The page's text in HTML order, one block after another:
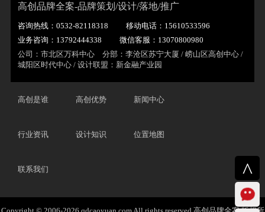
高创品牌全案-品牌策划/设计/落地/推广
咨询热线：0532-82118318
移动电话：15610533596
业务咨询：13792444338
微信客服：13070800980
公司：市北区万科中心 分部：李沧区苏宁大厦 / 崂山区高创中心 /
城阳区时代中心 / 设计联盟：新金融产业园
高创是谁 高创优势 新闻中心
行业资讯 设计知识 位置地图
联系我们 ^